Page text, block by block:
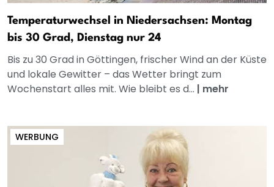
Temperaturwechsel in Niedersachsen: Montag
bis 30 Grad, Dienstag nur 24
Bis zu 30 Grad in Göttingen, frischer Wind an der Küste
und lokale Gewitter – das Wetter bringt zum
Wochenstart alles mit. Wie bleibt es d... | mehr
WERBUNG